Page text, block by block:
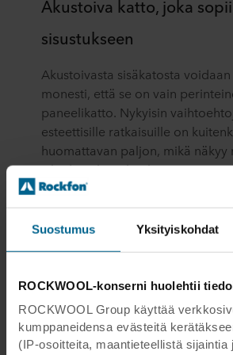
Suostumus Yksityiskohdat
ROCKWOOL-konserni huolehtii
ROCKWOOL Group käyttää
kumppaneidensa evästeitä
(IP-osoitteita, maantieteellistä sijaintia
Akustoiva katto, joka
sisustukseen
Akustoivasta sisäkatosta
monesti, että se on vain
paneelikatto. Nykyisin
esteettisille ratkaisuille on
huomattavan paljon, mikä näkyy
Chydeniuksen koulussa.
käyttö tärkeää myös
Aulaan tehtiinkin värimaailmaan
All Special -
maalattiin halutulla violetilla
Yleisesti ottaen värillisen